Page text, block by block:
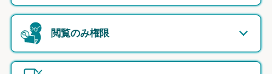
閲覧のみ権限